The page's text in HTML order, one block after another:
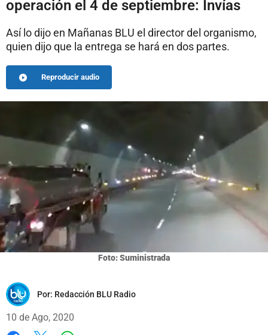
operación el 4 de septiembre: Invías
Así lo dijo en Mañanas BLU el director del organismo,
quien dijo que la entrega se hará en dos partes.
Reproducir audio
Foto: Suministrada
Por: Redacción BLU Radio
10 de Ago, 2020